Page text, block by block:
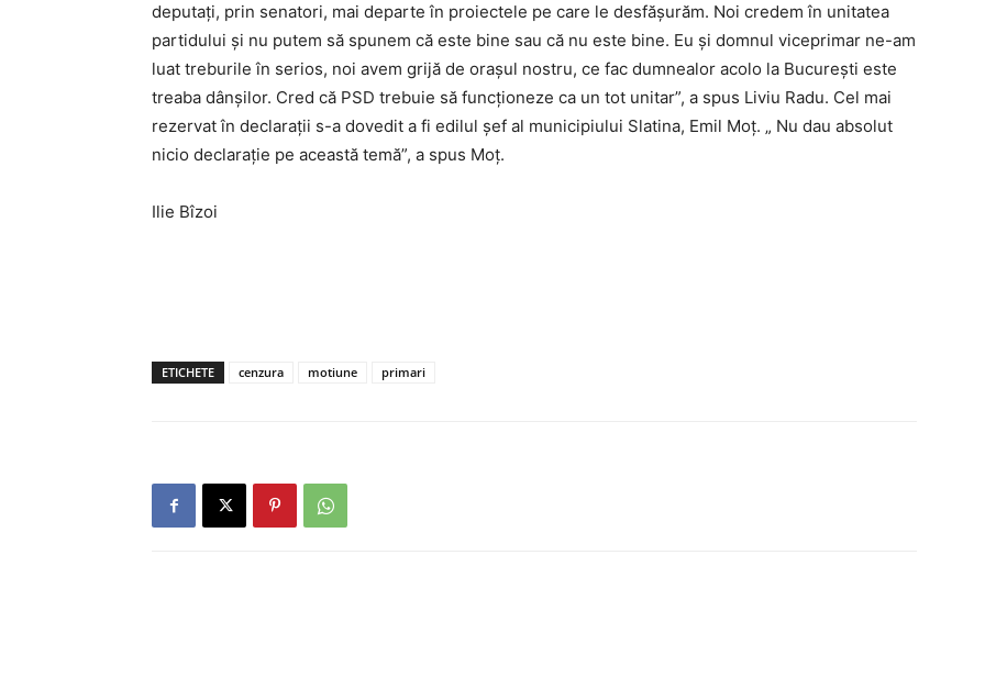
deputaţi, prin senatori, mai departe în proiectele pe care le desfăşurăm. Noi credem în unitatea
partidului şi nu putem să spunem că este bine sau că nu este bine. Eu şi domnul viceprimar ne-am
luat treburile în serios, noi avem grijă de oraşul nostru, ce fac dumnealor acolo la Bucureşti este
treaba dânşilor. Cred că PSD trebuie să funcţioneze ca un tot unitar”, a spus Liviu Radu. Cel mai
rezervat în declaraţii s-a dovedit a fi edilul şef al municipiului Slatina, Emil Moţ. „ Nu dau absolut
nicio declaraţie pe această temă”, a spus Moţ.
Ilie Bîzoi
ETICHETE cenzura motiune primari